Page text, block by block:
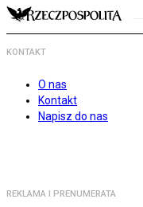
KONTAKT
O nas
Kontakt
Napisz do nas
REKLAMA I PRENUMERATA